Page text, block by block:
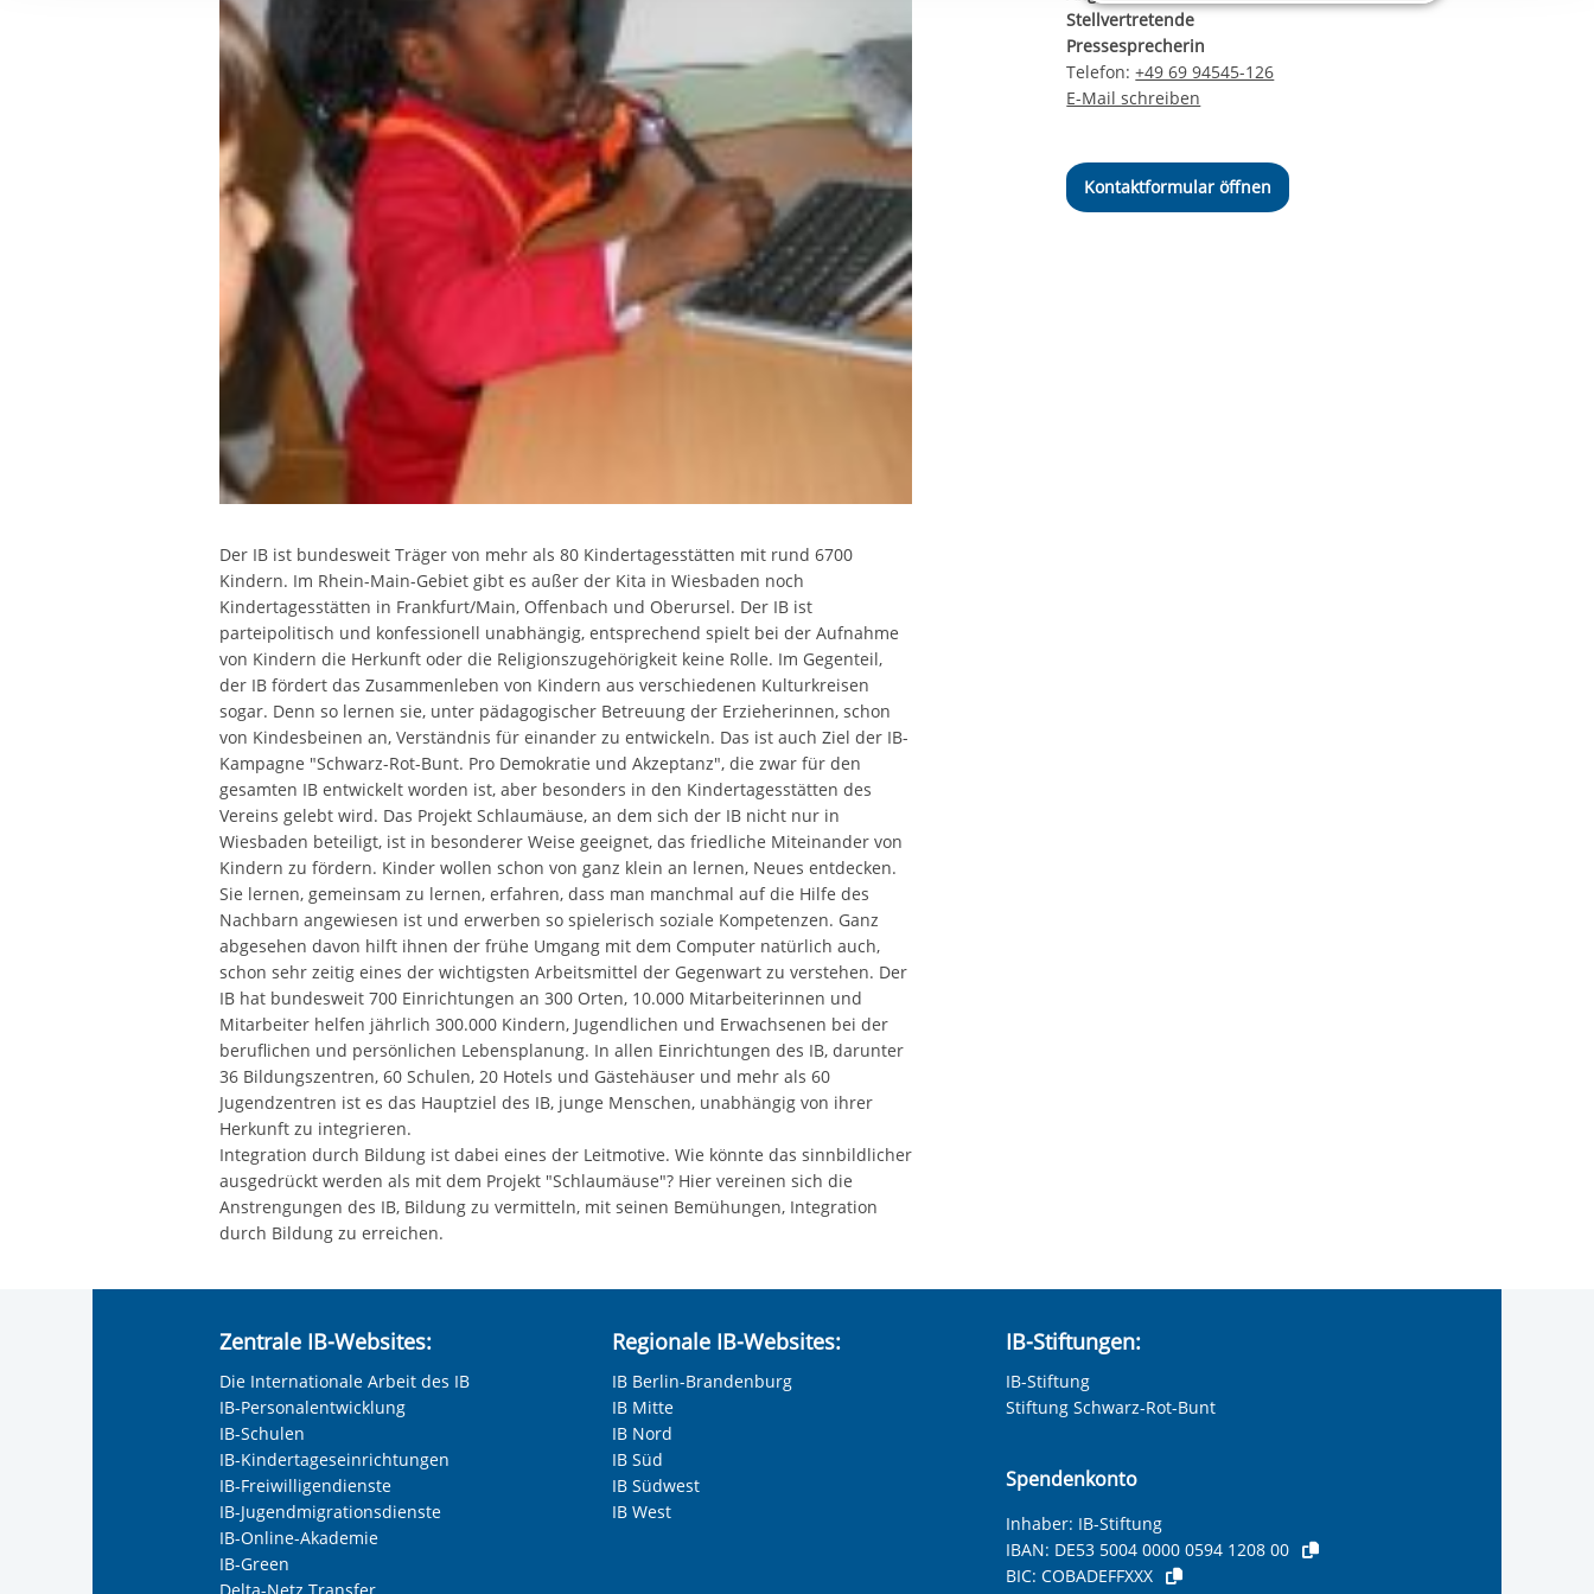
Ihre etwaige Einwilligung erstreckt sich nicht auf notwendige Cookies, die erforderlich zur Bereitstellung
der von Ihnen aufgerufenen und somit gewünschten Website-Funktionen sind. Diese Cookies setzen wir
aufgrund berechtigter Interessen und daher unabhängig von einer Einwilligung.
Der IB ist bundesweit Träger von mehr als 80 Kindertagesstätten mit rund 6700
Kindern. Im Rhein-Main-Gebiet gibt es außer der Kita in Wiesbaden noch
Kindertagesstätten in Frankfurt/Main, Offenbach und Oberursel. Der IB ist
parteipolitisch und konfessionell unabhängig, entsprechend spielt bei der Aufnahme
von Kindern die Herkunft oder die Religionszugehörigkeit keine Rolle. Im Gegenteil,
der IB fördert das Zusammenleben von Kindern aus verschiedenen Kulturkreisen
sogar. Denn so lernen sie, unter pädagogischer Betreuung der Erzieherinnen, schon
von Kindesbeinen an, Verständnis für einander zu entwickeln. Das ist auch Ziel der IB-
Kampagne "Schwarz-Rot-Bunt. Pro Demokratie und Akzeptanz", die zwar für den
gesamten IB entwickelt worden ist, aber besonders in den Kindertagesstätten des
Vereins gelebt wird. Das Projekt Schlaumäuse, an dem sich der IB nicht nur in
Wiesbaden beteiligt, ist in besonderer Weise geeignet, das friedliche Miteinander von
Kindern zu fördern. Kinder wollen schon von ganz klein an lernen, Neues entdecken.
Sie lernen, gemeinsam zu lernen, erfahren, dass man manchmal auf die Hilfe des
Nachbarn angewiesen ist und erwerben so spielerisch soziale Kompetenzen. Ganz
abgesehen davon hilft ihnen der frühe Umgang mit dem Computer natürlich auch,
schon sehr zeitig eines der wichtigsten Arbeitsmittel der Gegenwart zu verstehen. Der
IB hat bundesweit 700 Einrichtungen an 300 Orten, 10.000 Mitarbeiterinnen und
Mitarbeiter helfen jährlich 300.000 Kindern, Jugendlichen und Erwachsenen bei der
beruflichen und persönlichen Lebensplanung. In allen Einrichtungen des IB, darunter
36 Bildungszentren, 60 Schulen, 20 Hotels und Gästehäuser und mehr als 60
Jugendzentren ist es das Hauptziel des IB, junge Menschen, unabhängig von ihrer
Herkunft zu integrieren.
Integration durch Bildung ist dabei eines der Leitmotive. Wie könnte das sinnbildlicher
ausgedrückt werden als mit dem Projekt "Schlaumäuse"? Hier vereinen sich die
Anstrengungen des IB, Bildung zu vermitteln, mit seinen Bemühungen, Integration
durch Bildung zu erreichen.
Stellvertretende
Pressesprecherin
Telefon:+49 69 94545-126
E-Mail schreiben
Kontaktformular öffnen
Zentrale IB-Websites:
Die Internationale Arbeit des IB
IB-Personalentwicklung
IB-Schulen
IB-Kindertageseinrichtungen
IB-Freiwilligendienste
IB-Jugendmigrationsdienste
IB-Online-Akademie
IB-Green
Regionale IB-Websites:
IB Berlin-Brandenburg
IB Mitte
IB Nord
IB Süd
IB Südwest
IB West
IB-Stiftungen:
IB-Stiftung
Stiftung Schwarz-Rot-Bunt
Spendenkonto
Inhaber: IB-Stiftung
IBAN: DE53 5004 0000 0594 1208 00
BIC: COBADEFFXXX